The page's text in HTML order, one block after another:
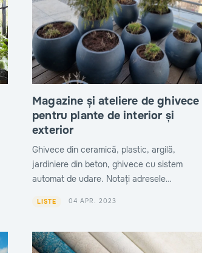
Magazine și ateliere de ghivece
pentru plante de interior și
exterior
Ghivece din ceramică, plastic, argilă,
jardiniere din beton, ghivece cu sistem
automat de udare. Notați adresele
LISTE 04 APR. 2023